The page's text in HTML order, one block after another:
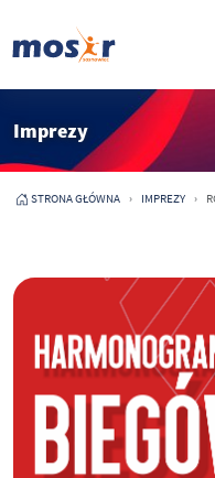
Imprezy
STRONA GŁÓWNA IMPREZY